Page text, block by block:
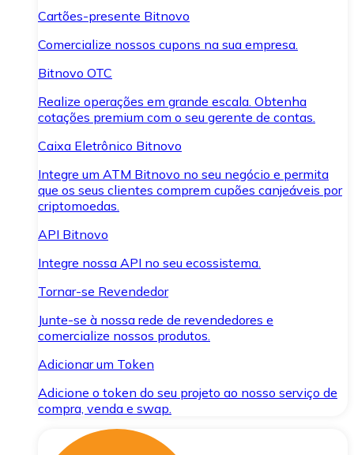
Cartões-presente Bitnovo
Comercialize nossos cupons na sua empresa.
Bitnovo OTC
Realize operações em grande escala. Obtenha
cotações premium com o seu gerente de contas.
Caixa Eletrônico Bitnovo
Integre um ATM Bitnovo no seu negócio e permita
que os seus clientes comprem cupões canjeáveis por
criptomoedas.
API Bitnovo
Integre nossa API no seu ecossistema.
Tornar-se Revendedor
Junte-se à nossa rede de revendedores e
comercialize nossos produtos.
Adicionar um Token
Adicione o token do seu projeto ao nosso serviço de
compra, venda e swap.